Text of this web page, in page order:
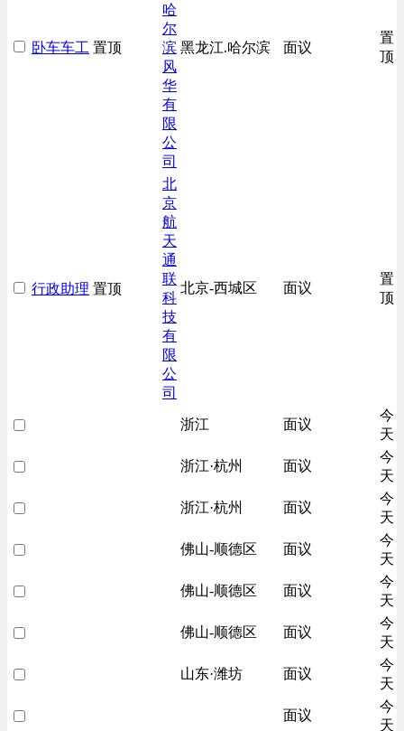
卧车车工 置顶
哈
尔
滨
风
华
有
限
公
司
黑龙江.哈尔滨 面议
置
顶
行政助理 置顶
北
京
航
天
通
联
科
技
有
限
公
司
北京-西城区 面议
置
顶
浙江 面议
今
天
浙江·杭州 面议
今
天
浙江·杭州 面议
今
天
佛山-顺德区 面议
今
天
佛山-顺德区 面议
今
天
佛山-顺德区 面议
今
天
山东·潍坊 面议
今
天
面议
今
天